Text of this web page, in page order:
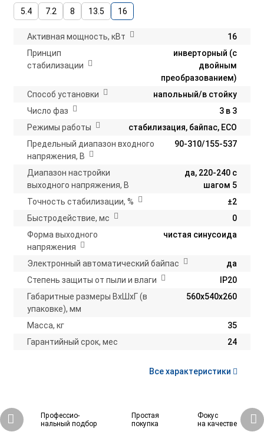
5.4
7.2 8 13.5 16
Активная мощность, кВт
16
Принцип
стабилизации
инверторный (с
двойным
преобразованием)
Способ установки
напольный/в стойку
Число фаз
3 в 3
Режимы работы
стабилизация, байпас, ECO
Предельный диапазон входного
напряжения, В
90-310/155-537
Диапазон настройки
выходного напряжения, В
да, 220-240 с
шагом 5
Точность стабилизации, %
±2
Быстродействие, мс
0
Форма выходного
напряжения
чистая синусоида
Электронный автоматический байпас
да
Степень защиты от пыли и влаги
IP20
Габаритные размеры ВхШхГ (в
упаковке), мм
560х540х260
Масса, кг
35
Гарантийный срок, мес
24
Все характеристики
Профессио-
нальный подбор
Простая
покупка
Фокус
на качестве